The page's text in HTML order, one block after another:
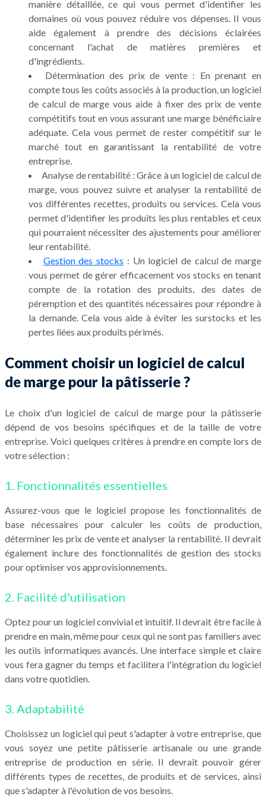
manière détaillée, ce qui vous permet d'identifier les
domaines où vous pouvez réduire vos dépenses. Il vous
aide également à prendre des décisions éclairées
concernant l'achat de matières premières et
d'ingrédients.
Détermination des prix de vente : En prenant en
compte tous les coûts associés à la production, un logiciel
de calcul de marge vous aide à fixer des prix de vente
compétitifs tout en vous assurant une marge bénéficiaire
adéquate. Cela vous permet de rester compétitif sur le
marché tout en garantissant la rentabilité de votre
entreprise.
Analyse de rentabilité : Grâce à un logiciel de calcul de
marge, vous pouvez suivre et analyser la rentabilité de
vos différentes recettes, produits ou services. Cela vous
permet d'identifier les produits les plus rentables et ceux
qui pourraient nécessiter des ajustements pour améliorer
leur rentabilité.
Gestion des stocks : Un logiciel de calcul de marge
vous permet de gérer efficacement vos stocks en tenant
compte de la rotation des produits, des dates de
péremption et des quantités nécessaires pour répondre à
la demande. Cela vous aide à éviter les surstocks et les
pertes liées aux produits périmés.
Comment choisir un logiciel de calcul
de marge pour la pâtisserie ?
Le choix d'un logiciel de calcul de marge pour la pâtisserie
dépend de vos besoins spécifiques et de la taille de votre
entreprise. Voici quelques critères à prendre en compte lors de
votre sélection :
1. Fonctionnalités essentielles
Assurez-vous que le logiciel propose les fonctionnalités de
base nécessaires pour calculer les coûts de production,
déterminer les prix de vente et analyser la rentabilité. Il devrait
également inclure des fonctionnalités de gestion des stocks
pour optimiser vos approvisionnements.
2. Facilité d'utilisation
Optez pour un logiciel convivial et intuitif. Il devrait être facile à
prendre en main, même pour ceux qui ne sont pas familiers avec
les outils informatiques avancés. Une interface simple et claire
vous fera gagner du temps et facilitera l'intégration du logiciel
dans votre quotidien.
3. Adaptabilité
Choisissez un logiciel qui peut s'adapter à votre entreprise, que
vous soyez une petite pâtisserie artisanale ou une grande
entreprise de production en série. Il devrait pouvoir gérer
différents types de recettes, de produits et de services, ainsi
que s'adapter à l'évolution de vos besoins.